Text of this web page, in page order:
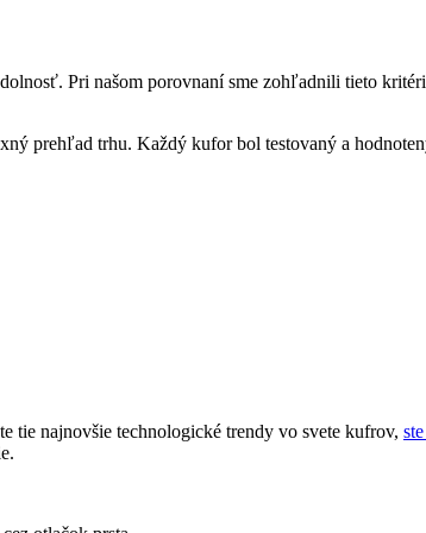
Pri našom porovnaní sme zohľadnili tieto
prehľad trhu. Každý kufor bol testovaný a
tie najnovšie technologické trendy vo svete kufrov,